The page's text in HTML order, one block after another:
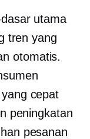
utama
tren yang
otomatis.
cepat
peningkatan
pesanan